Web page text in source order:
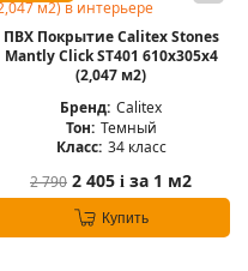
ПВХ Покрытие Calitex Stones
Mantly Click ST401 610x305x4
(2,047 м2)
Бренд: Calitex
Тон: Темный
Класс: 34 класс
2 790 2 405 i за 1 м2
Купить